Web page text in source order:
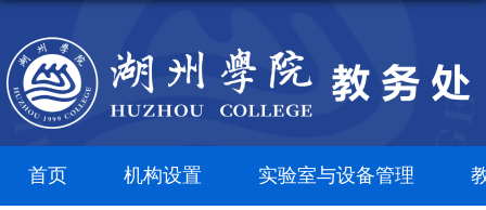
首页 机构设置 实验室与设备管理